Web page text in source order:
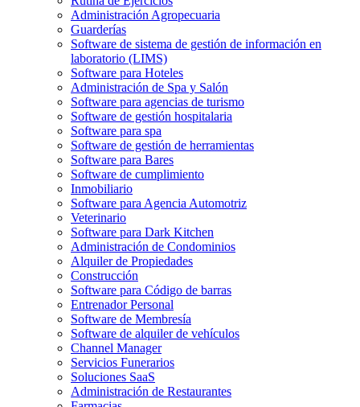
Administración Agropecuaria
Guarderías
Software de sistema de gestión de información en
laboratorio (LIMS)
Software para Hoteles
Administración de Spa y Salón
Software para agencias de turismo
Software de gestión hospitalaria
Software para spa
Software de gestión de herramientas
Software para Bares
Software de cumplimiento
Inmobiliario
Software para Agencia Automotriz
Veterinario
Software para Dark Kitchen
Administración de Condominios
Alquiler de Propiedades
Construcción
Software para Código de barras
Entrenador Personal
Software de Membresía
Software de alquiler de vehículos
Channel Manager
Servicios Funerarios
Soluciones SaaS
Administración de Restaurantes